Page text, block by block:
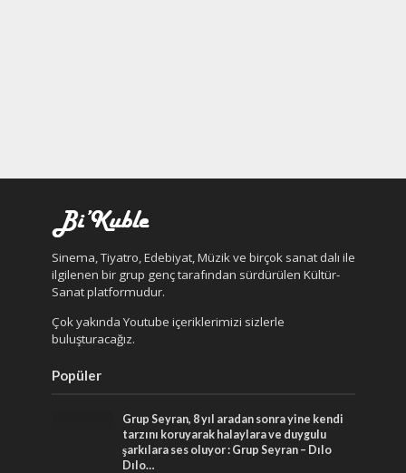
Sinema, Tiyatro, Edebiyat, Müzik ve birçok sanat dalı ile
ilgilenen bir grup genç tarafından sürdürülen Kültür-
Sanat platformudur.
Çok yakında Youtube içeriklerimizi sizlerle
buluşturacağız.
Popüler
Grup Seyran, 8 yıl aradan sonra yine kendi
tarzını koruyarak halaylara ve duygulu
şarkılara ses oluyor : Grup Seyran – Dılo
Dılo…